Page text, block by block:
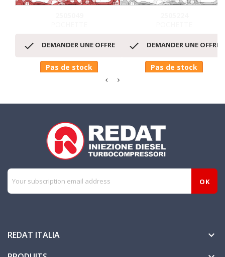
 DEMANDER UNE OFFRE
Pas de stock
 DEMANDER UNE OFFRE
Pas de stock
REDAT ITALIA 